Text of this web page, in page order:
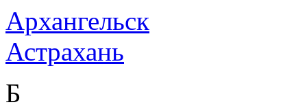
Архангельск
Астрахань
Б